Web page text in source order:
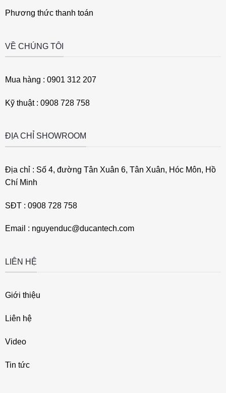
Phương thức thanh toán
VỀ CHÚNG TÔI
Mua hàng : 0901 312 207
Kỹ thuật : 0908 728 758
ĐỊA CHỈ SHOWROOM
Địa chỉ : Số 4, đường Tân Xuân 6, Tân Xuân, Hóc Môn, Hồ
Chí Minh
SĐT : 0908 728 758
Email : nguyenduc@ducantech.com
LIÊN HỆ
Giới thiệu
Liên hệ
Video
Tin tức